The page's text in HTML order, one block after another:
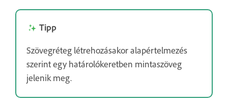
Tipp
Szövegréteg létrehozásakor alapértelmezés
szerint egy határolókeretben mintaszöveg
jelenik meg.